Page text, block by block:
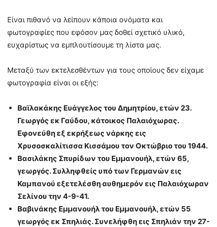
Είναι πιθανό να λείπουν κάποια ονόματα και
φωτογραφίες που εφόσον μας δοθεί σχετικό υλικό,
ευχαρίστως να εμπλουτίσουμε τη λίστα μας.
Μεταξύ των εκτελεσθέντων για τους οποίους δεν είχαμε
φωτογραφία είναι οι εξής:
Βαϊλακάκης Ευάγγελος του Δημητρίου, ετών 23.
Γεωργός εκ Γαύδου, κάτοικος Παλαιόχωρας.
Εφονεύθη εξ εκρήξεως νάρκης εις
Χρυσοσκαλίτισσα Κισσάμου τον Οκτώβριο του 1944.
Βασιλάκης Σπυρίδων του Εμμανουήλ, ετών 65,
γεωργός. Συλληφθείς υπό των Γερμανών εις
Καμπανού εξετελέσθη αυθημερόν εις Παλαιόχωραν
Σελίνου την 4-9-41.
Βαβινάκης Εμμανουήλ του Εμμανουήλ, ετών 55
γεωργός εκ Σπηλιάς. Συνελήφθη εις Σπηλιάν την 27-